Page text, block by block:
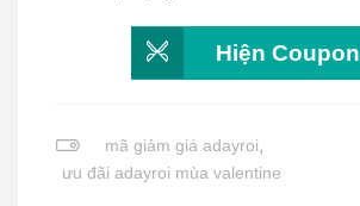
Hiện Coupon
mã giảm giá adayroi,
ưu đãi adayroi mùa valentine